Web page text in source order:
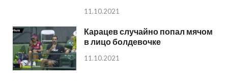
11.10.2021
Карацев случайно попал мячом
в лицо болдевочке
11.10.2021